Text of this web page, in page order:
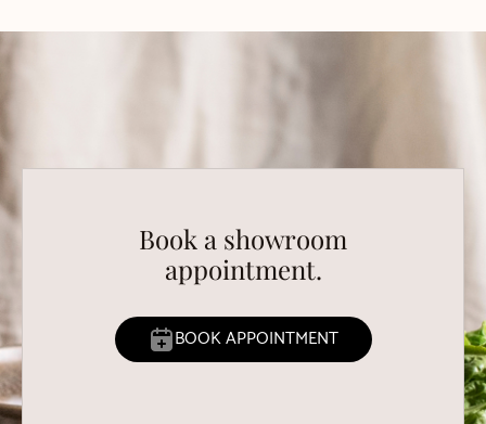
Book a showroom
appointment.
BOOK APPOINTMENT